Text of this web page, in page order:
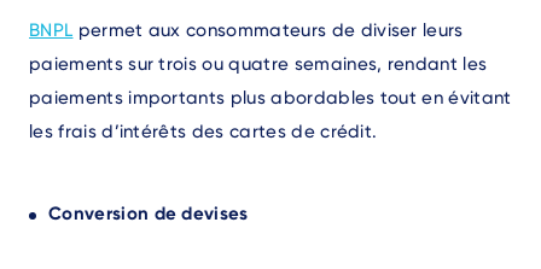
BNPL permet aux consommateurs de diviser leurs
paiements sur trois ou quatre semaines, rendant les
paiements importants plus abordables tout en évitant
les frais d’intérêts des cartes de crédit.
Conversion de devises